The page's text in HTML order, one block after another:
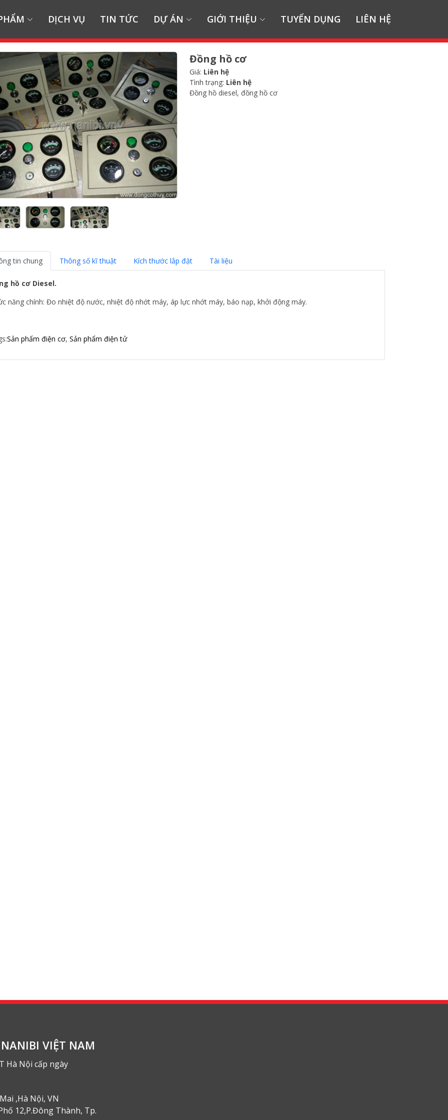
DỊCH VỤ TIN TỨC DỰ ÁN GIỚI THIỆU TUYỂN DỤNG LIÊN HỆ
Đồng hồ cơ
Giá: Liên hệ
Tình trạng: Liên hệ
Đồng hồ diesel, đồng hồ cơ
tin chung Thông số kĩ thuật Kích thước lắp đặt Tài liệu
hồ cơ Diesel.
năng chính: Đo nhiệt độ nước, nhiệt độ nhớt máy, áp lực nhớt máy, báo nạp, khởi động máy.
Sản phẩm điện cơ, Sản phẩm điện tử
VIỆT NAM
Hà Nội cấp ngày
,Hà Nội, VN
12,P.Đông Thành, Tp.